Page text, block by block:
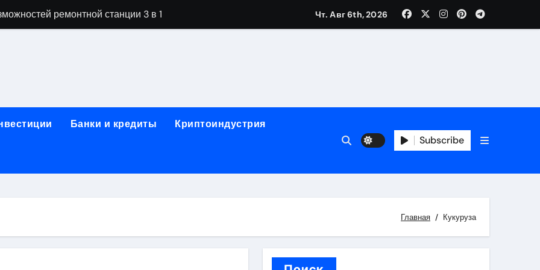
ремонтной станции 3 в 1
изоляции для промышленных объектов и конструкций
онлайн-образования в сфере актуальных профессий
регистрация, разрешение споров и правовые аспекты авторского и патентного права
Чт. Авг 6th, 2026
Банки и кредиты Криптоиндустрия
Subscribe
Главная Кукуруза